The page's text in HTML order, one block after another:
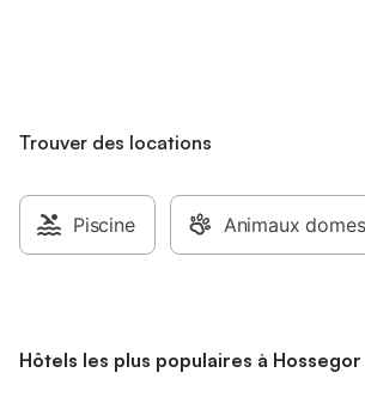
Trouver des locations
Piscine Animaux
Hôtels les plus populaires à Hossegor